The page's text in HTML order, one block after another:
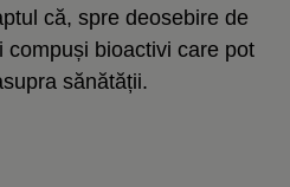
că, spre deosebire de
compuși bioactivi care pot
sănătății.